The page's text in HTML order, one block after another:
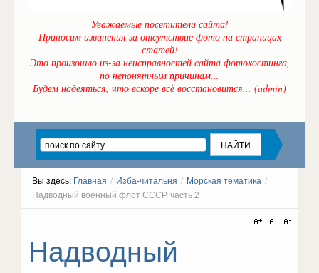
Уважаемые посетители сайта!
Приносим извинения за отсутствие фото на страницах
статей!
Это произошло из-за неисправностей сайта фотохостинга,
по непонятным причинам...
Будем надеяться, что вскоре всё восстановится... (admin)
Вы здесь: Главная / Изба-читальня / Морская тематика /
Надводный военный флот СССР. часть 2
Надводный